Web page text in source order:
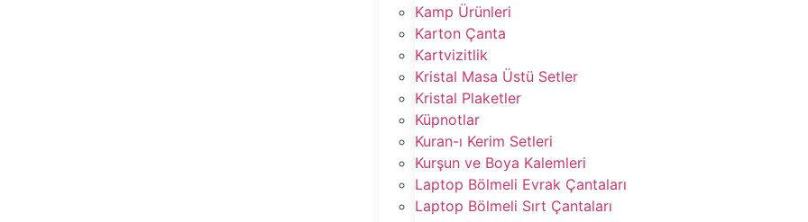
Kamp Ürünleri
Karton Çanta
Kartvizitlik
Kristal Masa Üstü Setler
Kristal Plaketler
Küpnotlar
Kuran-ı Kerim Setleri
Kurşun ve Boya Kalemleri
Laptop Bölmeli Evrak Çantaları
Laptop Bölmeli Sırt Çantaları